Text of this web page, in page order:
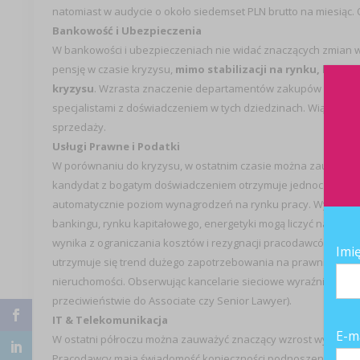
natomiast w audycie o około siedemset PLN brutto na
Bankowość i Ubezpieczenia
W bankowości i ubezpieczeniach nie widać znaczących
pensję w czasie kryzysu, mimo stabilizacji na rynku,
kryzysu. Wzrasta znaczenie departamentów zakupów oraz
specjalistami z doświadczeniem w tych dziedzinach. Wiążę
sprzedaży.
Usługi Prawne i Podatki
W porównaniu do kryzysu, w ostatnim czasie można
kandydat z bogatym doświadczeniem otrzymuje
automatycznie poziom wynagrodzeń na rynku pracy.
bankingu, rynku kapitałowego, energetyki mogą liczyć na
wynika z ograniczania kosztów i rezygnacji pracodawców z
utrzymuje się trend dużego zapotrzebowania na prawników
nieruchomości. Obserwując kancelarie sieciowe wyraźnie
przeciwieństwie do Associate czy Senior Lawyer).
IT & Telekomunikacja
W ostatni półroczu można zauważyć znaczący wzrost
E-